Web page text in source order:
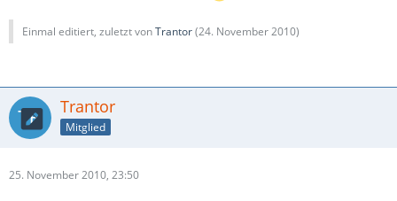
Einmal editiert, zuletzt vonTrantor(24. November 2010)
Trantor
Mitglied
25. November 2010, 23:50